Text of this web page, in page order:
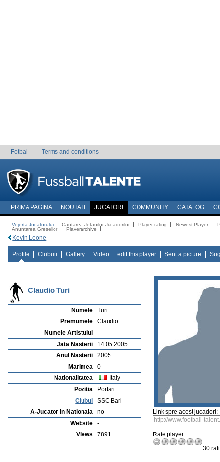
Fotbal Terms and conditions
PRIMA PAGINA NOUTATI JUCATORI COMMUNITY CATALOG
Vejerta Jucatorului Cautarea Jetauilor Jucadorilor Player rating Newest Player
Anuntarea Greselior
Playerarchive
Kevin Leone
Profile Cluburi Gallery Video edit this player Sent a picture
Claudio Turi
Numele
Turi
Premumele
Claudio
Numele Artistului
-
Jata Nasterii
14.05.2005
Anul Nasterii
2005
Marimea
0
Nationalitatea
Italy
Pozitia
Portari
Clubul
SSC Bari
A-Jucator In Nationala
no
Website
-
Views
7891
Link spre acest jucadori:
Rate player:
30